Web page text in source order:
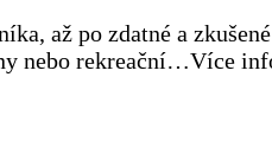
až po zdatné a
nebo rekreační…Více